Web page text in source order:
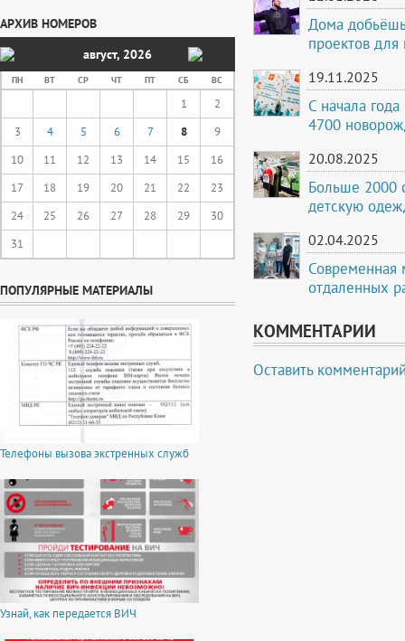
АРХИВ НОМЕРОВ
август, 2026
ПН ВТ СР ЧТ ПТ СБ ВС
1
2
3
4 5 6 7 8
9
10
11 12 13 14 15
16
17
18 19 20 21 22
23
24
25 26 27 28 29
30
31
ПОПУЛЯРНЫЕ МАТЕРИАЛЫ
Телефоны вызова экстренных служб
Узнай, как передается ВИЧ
Дома
проектов
19.11.2025
С начала
4700
20.08.2025
Больше 2000
детскую
02.04.2025
Современная
отдаленных
КОММЕНТАРИИ
Оставить